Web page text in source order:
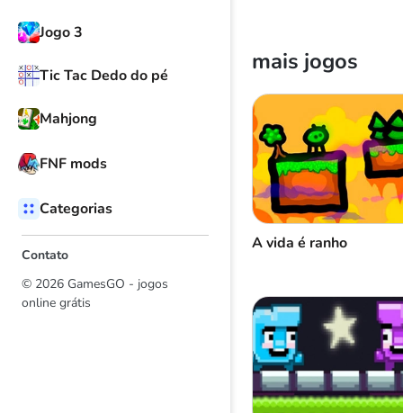
Jogo 3
Tic Tac Dedo do pé
Mahjong
FNF mods
Categorias
Contato
© 2026 GamesGO - jogos
online grátis
mais jogos
A vida é ranho